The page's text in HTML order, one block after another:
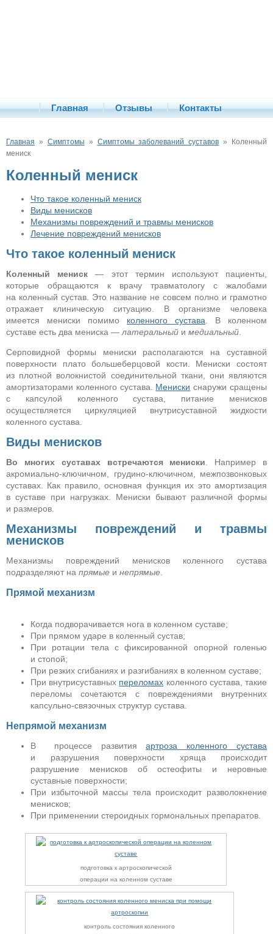
Главная Отзывы Контакты
Главная » Симптомы » Симптомы заболеваний суставов » Коленный
мениск
Коленный мениск
Что такое коленный мениск
Виды менисков
Механизмы повреждений и травмы менисков
Лечение повреждений менисков
Что такое коленный мениск
Коленный мениск— этот термин используют пациенты,
которые обращаются к врачу травматологу с жалобами
на коленный сустав. Это название не совсем полно и грамотно
отражает клиническую ситуацию. В организме человека
имеется мениски помимо коленного сустава . В коленном
суставе есть два мениска — латеральный и медиальный
Серповидной формы мениски располагаются на суставной
поверхности плато большеберцовой кости. Мениски состоят
из плотной волокнистой соединительной ткани, они являются
амортизаторами коленного сустава. Мениски снаружи сращены
с капсулой коленного сустава, питание менисков
осуществляется циркуляцией внутрисуставной жидкости
коленного сустава.
Виды менисков
Во многих суставах встречаются мениски . Например в
акромиально-ключичном, грудино-ключичном, межпозвонковых
суставах. Как правило, основная функция их это амортизация
в суставе при нагрузках. Мениски бывают различной формы
и размеров.
Механизмы повреждений и травмы
менисков
Механизмы повреждений менисков коленного сустава
подразделяют на прямые и непрямые
Прямой механизм
Когда подворачивается нога в коленном суставе;
При прямом ударе в коленный сустав;
При ротации тела с фиксированной опорной голенью
и стопой;
При резких сгибаниях и разгибаниях в коленном суставе;
При внутрисуставных переломах коленного сустава, такие
переломы сочетаются с повреждениями внутренних
капсульно-связочных структур сустава.
Непрямой механизм
В процессе развитияартроза коленного сустава
и разрушения поверхности хряща происходит
разрушение менисков об остеофиты и неровные
суставные поверхности;
При избыточной массы тела происходит разволокнение
менисков;
При применении стероидных гормональных препаратов.
подготовка к артроскопической
операции на коленном суставе
контроль состояния коленного